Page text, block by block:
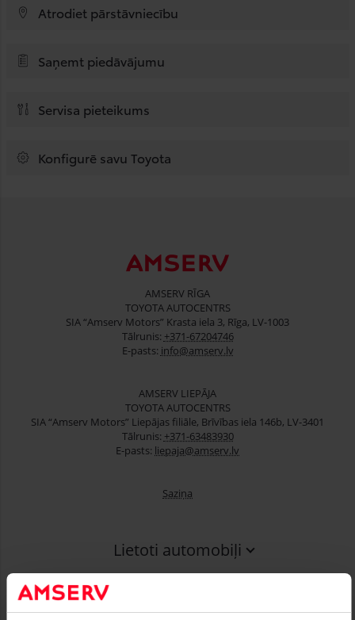
Atrodiet pārstāvniecību
Saņemt piedāvājumu
Servisa pieteikums
Konfigurē savu Toyota
AMSERV RĪGA
TOYOTA AUTOCENTRS
SIA “Amserv Motors” Krasta iela 3, Rīga, LV-1003
Tālrunis: +371-67204746
E-pasts: info@amserv.lv
AMSERV LIEPĀJA
TOYOTA AUTOCENTRS
SIA “Amserv Motors” Liepājas filiāle, Brīvības iela 146b, LV-3401
Tālrunis: +371-63483930
E-pasts: liepaja@amserv.lv
Saziņa
Lietoti automobiļi
Serviss